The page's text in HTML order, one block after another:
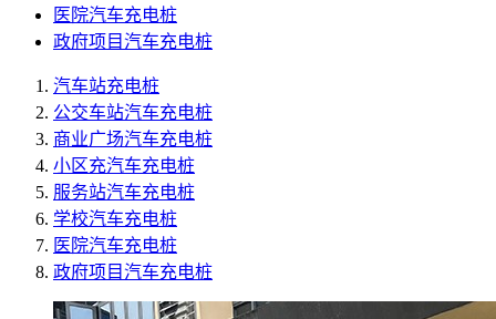
医院汽车充电桩
政府项目汽车充电桩
汽车站充电桩
公交车站汽车充电桩
商业广场汽车充电桩
小区充汽车充电桩
服务站汽车充电桩
学校汽车充电桩
医院汽车充电桩
政府项目汽车充电桩